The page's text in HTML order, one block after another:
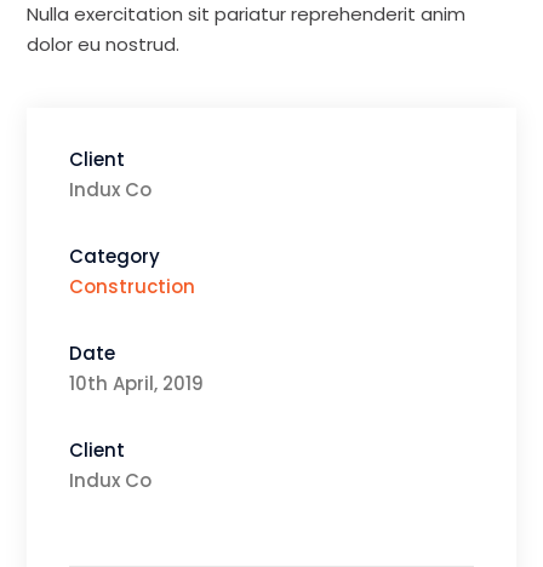
Nulla exercitation sit pariatur reprehenderit anim
dolor eu nostrud.
Client
Indux Co
Category
Construction
Date
10th April, 2019
Client
Indux Co